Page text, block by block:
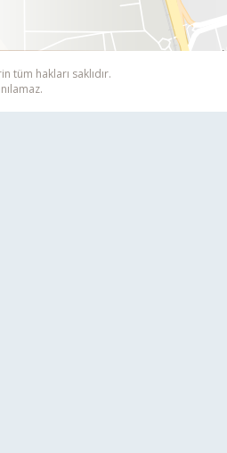
tüm hakları saklıdır.